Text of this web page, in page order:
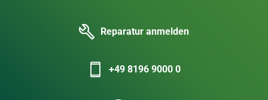
Reparatur anmelden
+49 8196 9000 0